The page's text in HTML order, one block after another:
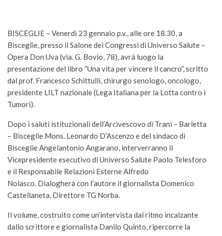
BISCEGLIE – Venerdì 23 gennaio p.v., alle ore 18.30, a
Bisceglie, presso il Salone dei Congressi di Universo Salute –
Opera Don Uva (via. G. Bovio, 78), avrà luogo la
presentazione del libro “Una vita per vincere il cancro”, scritto
dal prof. Francesco Schittulli, chirurgo senologo, oncologo,
presidente LILT nazionale (Lega Italiana per la Lotta contro i
Tumori).
Dopo i saluti istituzionali dell’Arcivescovo di Trani – Barletta
– Bisceglie Mons. Leonardo D’Ascenzo e del sindaco di
Bisceglie Angelantonio Angarano, interverranno il
Vicepresidente esecutivo di Universo Salute Paolo Telesforo
e il Responsabile Relazioni Esterne Alfredo
Nolasco. Dialogherà con l’autore il giornalista Domenico
Castellaneta, Direttore TG Norba.
Il volume, costruito come un’intervista dal ritmo incalzante
dallo scrittore e giornalista Danilo Quinto, ripercorre la